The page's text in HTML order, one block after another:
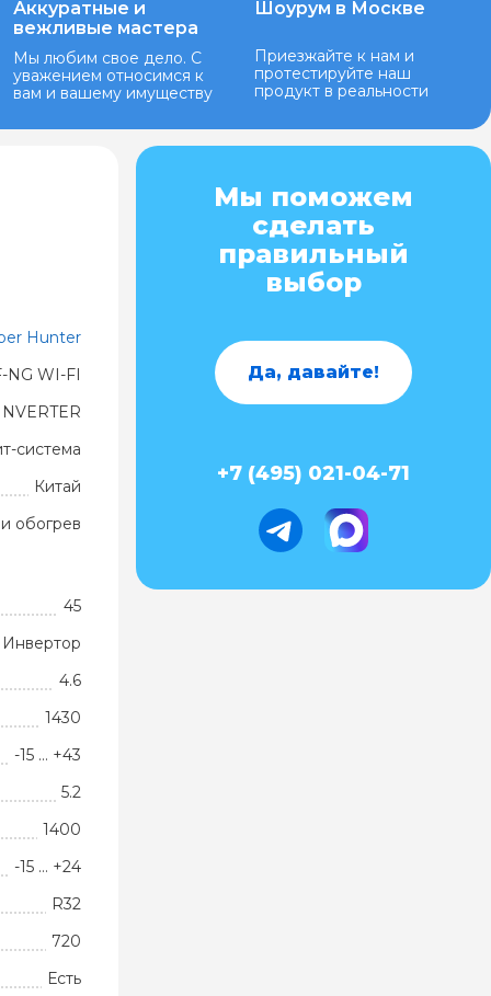
Аккуратные и
вежливые мастера
Мы любим свое дело. С
уважением относимся к
вам и вашему имуществу
Шоурум в Москве
Приезжайте к нам и
протестируйте наш
продукт в реальности
Hunter
NG WI-FI
система
Китай
обогрев
45
Инвертор
4.6
1430
-15 … +43
5.2
1400
-15 … +24
R32
720
Есть
Мы поможем
сделать
правильный
выбор
Да, давайте!
+7 (495) 021-04-71